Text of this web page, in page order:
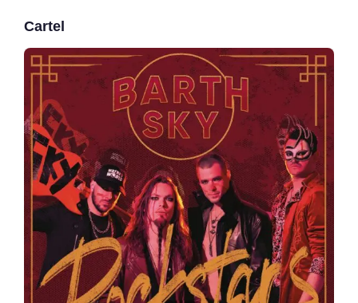
Cartel